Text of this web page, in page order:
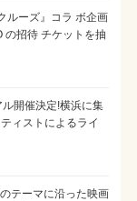
ルーズ』コラ ボ企画
の招待 チケットを抽
開催決定!横浜に集
ィストによるライ
テーマに沿った映画